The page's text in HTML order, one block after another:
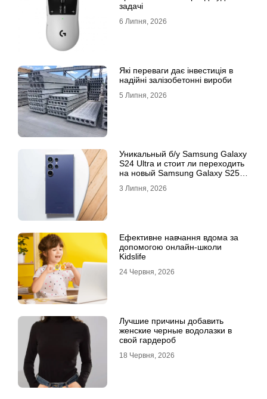
задачі
6 Липня, 2026
Які переваги дає інвестиція в
надійні залізобетонні вироби
5 Липня, 2026
Уникальный б/у Samsung Galaxy
S24 Ultra и стоит ли переходить
на новый Samsung Galaxy S25
3 Липня, 2026
Ефективне навчання вдома за
допомогою онлайн-школи
Kidslife
24 Червня, 2026
Лучшие причины добавить
женские черные водолазки в
свой гардероб
18 Червня, 2026